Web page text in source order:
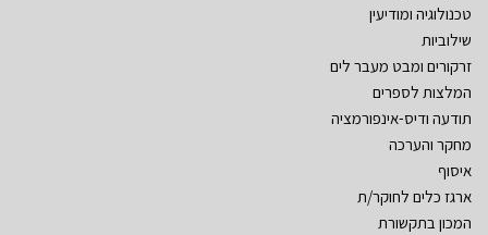
טכנולוגיה ומודיעין
שילוביות
זרקורים ומבט מעבר לים
המלצות לספרים
תודעה ודיס-אינפורמציה
מחקר והערכה
איסוף
ארגז כלים לחוקר/ת
המכון בתקשורת